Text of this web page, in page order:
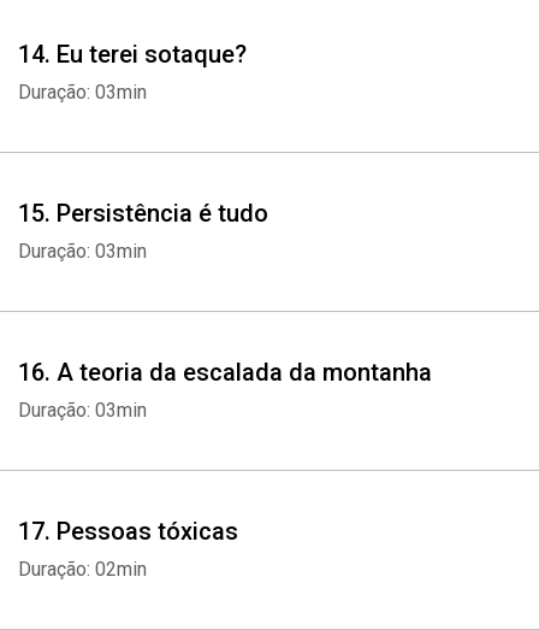
14. Eu terei sotaque?
Duração: 03min
15. Persistência é tudo
Duração: 03min
16. A teoria da escalada da montanha
Duração: 03min
17. Pessoas tóxicas
Duração: 02min